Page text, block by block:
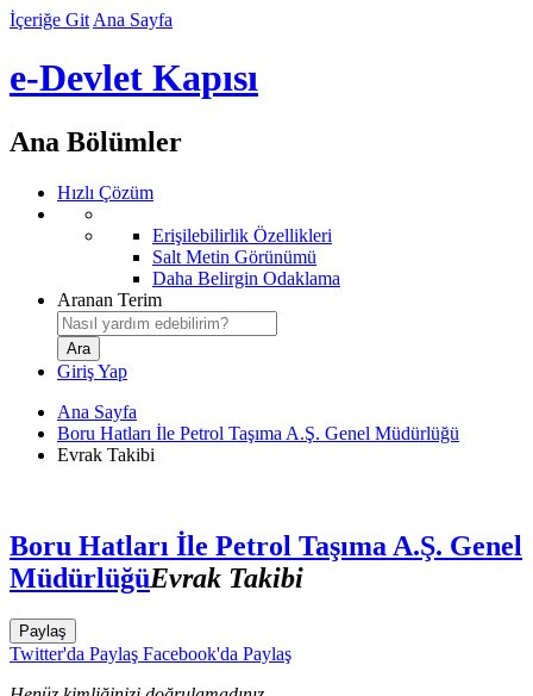
İçeriğe Git Ana Sayfa
e-Devlet Kapısı
Ana Bölümler
Hızlı Çözüm
Erişilebilirlik Özellikleri
Salt Metin Görünümü
Daha Belirgin Odaklama
Aranan Terim
Giriş Yap
Ana Sayfa
Boru Hatları İle Petrol Taşıma A.Ş. Genel Müdürlüğü
Evrak Takibi
Boru Hatları İle Petrol Taşıma A.Ş. Genel
MüdürlüğüEvrak Takibi
Paylaş
Twitter'da Paylaş Facebook'da Paylaş